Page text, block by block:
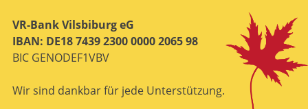
VR-Bank Vilsbiburg eG
IBAN: DE18 7439 2300 0000 2065 98
BIC GENODEF1VBV
Wir sind dankbar für jede Unterstützung.